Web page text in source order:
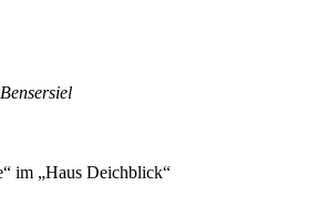
im „Haus Deichblick“